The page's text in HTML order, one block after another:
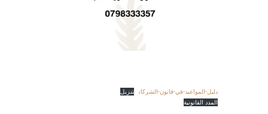
دليل-المواعيد-في-قانون-الشركات
تنزيل
المدد القانونية